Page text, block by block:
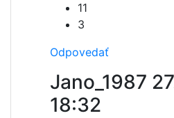
11
3
Odpovedať
Jano_1987
18:32